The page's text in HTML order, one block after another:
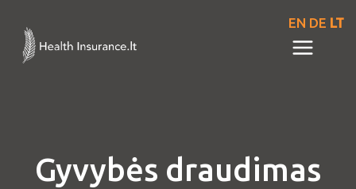
content
Gyvybės draudimas
EN DE LT